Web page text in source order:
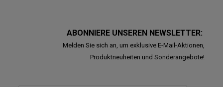
ABONNIERE UNSEREN NEWSLETTER:
Melden Sie sich an, um exklusive E-Mail-Aktionen,
Produktneuheiten und Sonderangebote!